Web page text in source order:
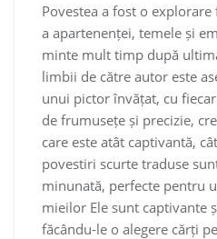
Povestea a fost o
a apartenenței, temele și
minte mult timp după
limbii de către autor este
unui pictor învățat, cu
de frumusețe și precizie,
care este atât captivantă,
povestiri scurte traduse
minunată, perfecte pentru
mieilor Ele sunt captivante
făcându-le o alegere cărți